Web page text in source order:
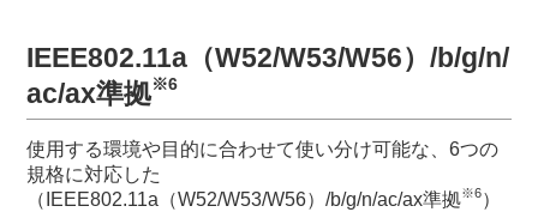
IEEE802.11a（W52/W53/W56）/b/g/n/
ac/ax準拠※6
使用する環境や目的に合わせて使い分け可能な、6つの
規格に対応した
（IEEE802.11a（W52/W53/W56）/b/g/n/ac/ax準拠※6）